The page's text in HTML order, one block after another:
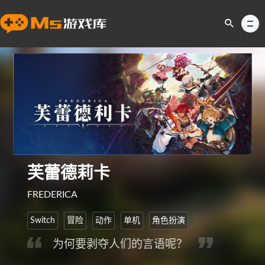
芙蕾德莉卡
FREDERICA
Switch 冒险 动作 单机 角色扮演
为何要剥夺人们的言语呢？